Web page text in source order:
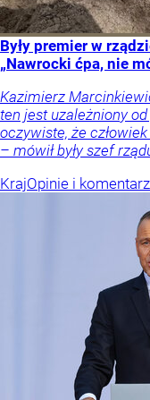
Były premier w
„Nawrocki ćpa, nie
Kazimierz
ten jest uzależniony
oczywiste, że
– mówił były szef
KrajOpinie i